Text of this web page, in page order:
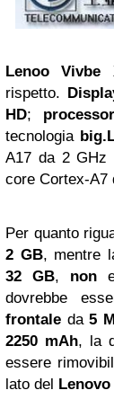
Lenoo Vivbe
rispetto.
HD;
tecnologia
A17 da 2 GHz
core Cortex-A7
Per quanto
2 GB, mentre
32 GB, non
dovrebbe
frontale da5
2250 mAh, la
essere
lato del Lenovo